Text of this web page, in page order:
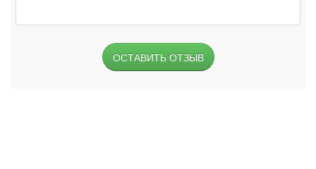
ОСТАВИТЬ ОТЗЫВ